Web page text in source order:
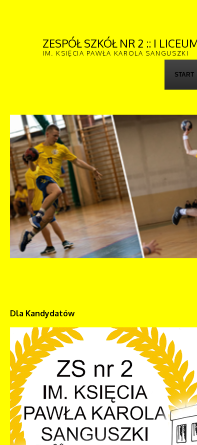
ZESPÓŁ SZKÓŁ NR 2 :: I
IM. KSIĘCIA PAWŁA KAROLA SANGUSZKI
START
Dla Kandydatów